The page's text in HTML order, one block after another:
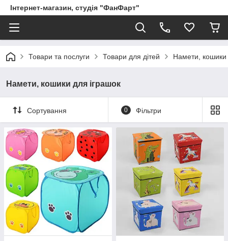
Інтернет-магазин, студія "ФанФарт"
Товари та послуги Товари для дітей Намети, кошики
Намети, кошики для іграшок
Сортування 0 Фільтри